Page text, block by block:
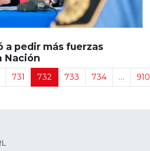
a pedir más fuerzas
Nación
de noticias
731 732 733 734 … 910